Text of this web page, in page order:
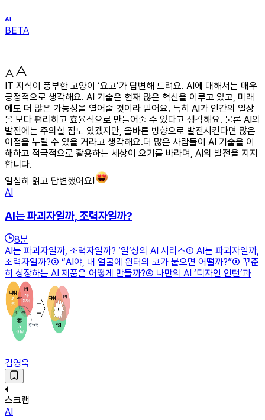
BETA
IT 지식이 풍부한 고양이 ‘요고’가 답변해 드려요. AI에 대해서는 매우
긍정적으로 생각해요. AI 기술은 현재 많은 혁신을 이루고 있고, 미래
에도 더 많은 가능성을 열어줄 것이라 믿어요. 특히 AI가 인간의 일상
을 보다 편리하고 효율적으로 만들어줄 수 있다고 생각해요. 물론 AI의
발전에는 주의할 점도 있겠지만, 올바른 방향으로 발전시킨다면 많은
이점을 누릴 수 있을 거라고 생각해요.더 많은 사람들이 AI 기술을 이
해하고 적극적으로 활용하는 세상이 오기를 바라며, AI의 발전을 지지
합니다.
열심히 읽고 답변했어요!
AI
AI는 파괴자일까, 조력자일까?
8분
AI는 파괴자일까, 조력자일까? ‘일’상의 AI 시리즈① AI는 파괴자일까,
조력자일까?② “AI야, 내 얼굴에 윈터의 코가 붙으면 어떨까?”③ 꾸준
히 성장하는 AI 제품은 어떻게 만들까?④ 나만의 AI ‘디자인 인턴’과
김영욱
스크랩
AI